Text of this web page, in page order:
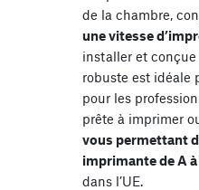
de la chambre,
une vitesse
installer et conçue
robuste est idéale
pour les
prête à imprimer
vous permettant
imprimante de A à
dans l’UE.